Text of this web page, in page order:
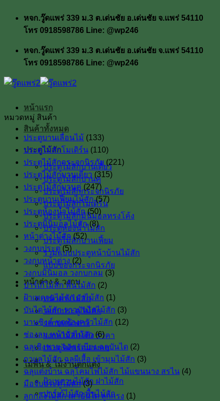
เนื้อหา
หจก.วู๊ดแพร่ 339 ม.3 ต.เด่นชัย อ.เด่นชัย จ.แพร่ 54110
โทร 0918598786 Line: @wp246
หจก.วู๊ดแพร่ 339 ม.3 ต.เด่นชัย อ.เด่นชัย จ.แพร่ 54110
โทร 0918598786 Line: @wp246
หน้าแรก
สินค้าทั้งหมด
ประตูไม้สัก
ประตูไม้สักบานเดี่ยว
ประตูไม้สักบานคู่
ประตูไม้สักกระจกนิรภัย
ประตูไม้สักโมเดิร์น
ประตูไม้สักมินิมอลทรงโค้ง
ประตูห้องน้ำไม้สัก
ประตูไม้สักบานเฟี้ยม
รวมแบบประตูหน้าบ้านไม้สัก
แบบของกระจกนิรภัย
หน้าต่าง & วงกบ
หน้าต่างไม้สัก
วงกบประตู ไม้สัก
วงกบหน้าต่าง
วงกบไม้สักโค้ง ราคา
ประตูไม้พร้อมวงกบ
ไม้พื้น & ไม้งานตกแต่ง
ฝ้าเพดานไม้สัก ฝาไม้สัก
ปาร์เก้ไม้สัก พื้นไม้สัก
หมวดหมู่ สินค้า
ประตูบานเลื่อนไม้ (133)
ประตูไม้สักโมเดิร์น (110)
ประตูไม้สักกระจกนิรภัย (221)
ประตูไม้สักบานเดี่ยว (315)
ประตูไม้สักบานคู่ (247)
ประตูบานเฟี้ยมไม้สัก (57)
ประตูห้องน้ำไม้สัก (50)
ประตูมินิมอลไม้สัก (8)
หน้าต่างไม้สัก (52)
วงกบประตู (5)
วงกบหน้าต่าง (2)
วงกบมินิมอล วงกบกลม (3)
ปาร์เก้ไม้สัก พื้นไม้สัก (2)
ฝ้าเพดานไม้สัก ฝาไม้สัก (1)
บันไดไม้สัก ราวบันไดไม้สัก (3)
บานซิงค์ ชุดห้องครัวไม้สัก (12)
ช่องลม หน้าจั่วไม้สัก (6)
ฉลุเชิงชาย ฉลุระเบียง ฉลุบันได (2)
กาแลไม้สัก ฉลุผีเสื้อ เข้ามุมไม้สัก (3)
ฉลุแต่งบ้าน ฉลุโคมไฟไม้สัก ไม้เเขนนาง สรไน (4)
มือจับประตูไม้สัก (3)
ลูกกลึงไม้สัก เสาบันใด ลูกกรง (1)